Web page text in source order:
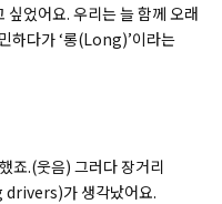
었어요. 우리는 늘 함께 오래
하다가 ‘롱(Long)’이라는
죠.(웃음) 그러다 장거리
drivers)가 생각났어요.